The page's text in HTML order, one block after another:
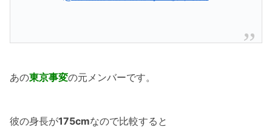
あの東京事変の元メンバーです。
彼の身長が175cmなので比較すると